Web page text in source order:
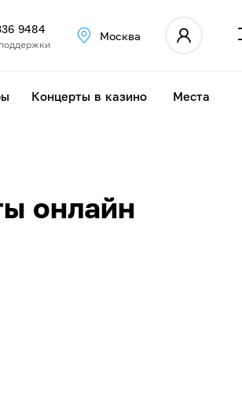
9484 Москва
Концерты в казино Места
онлайн